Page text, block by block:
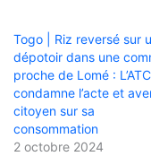
Togo | Riz reversé sur
dépotoir dans une
proche de Lomé : L’ATC
condamne l’acte et
citoyen sur sa
consommation
2 octobre 2024